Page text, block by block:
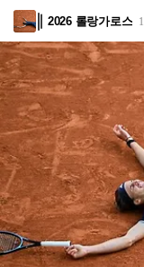
2026 롤랑가로스 1